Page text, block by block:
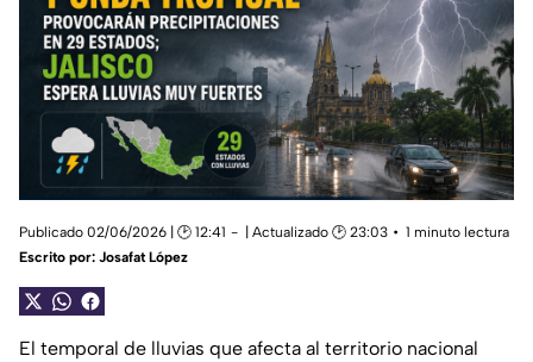
Publicado 02/06/2026 | 🕑 12:41 | Actualizado 🕑 23:03
1 minuto lectura
Escrito por: Josafat López
El temporal de lluvias que afecta al territorio nacional